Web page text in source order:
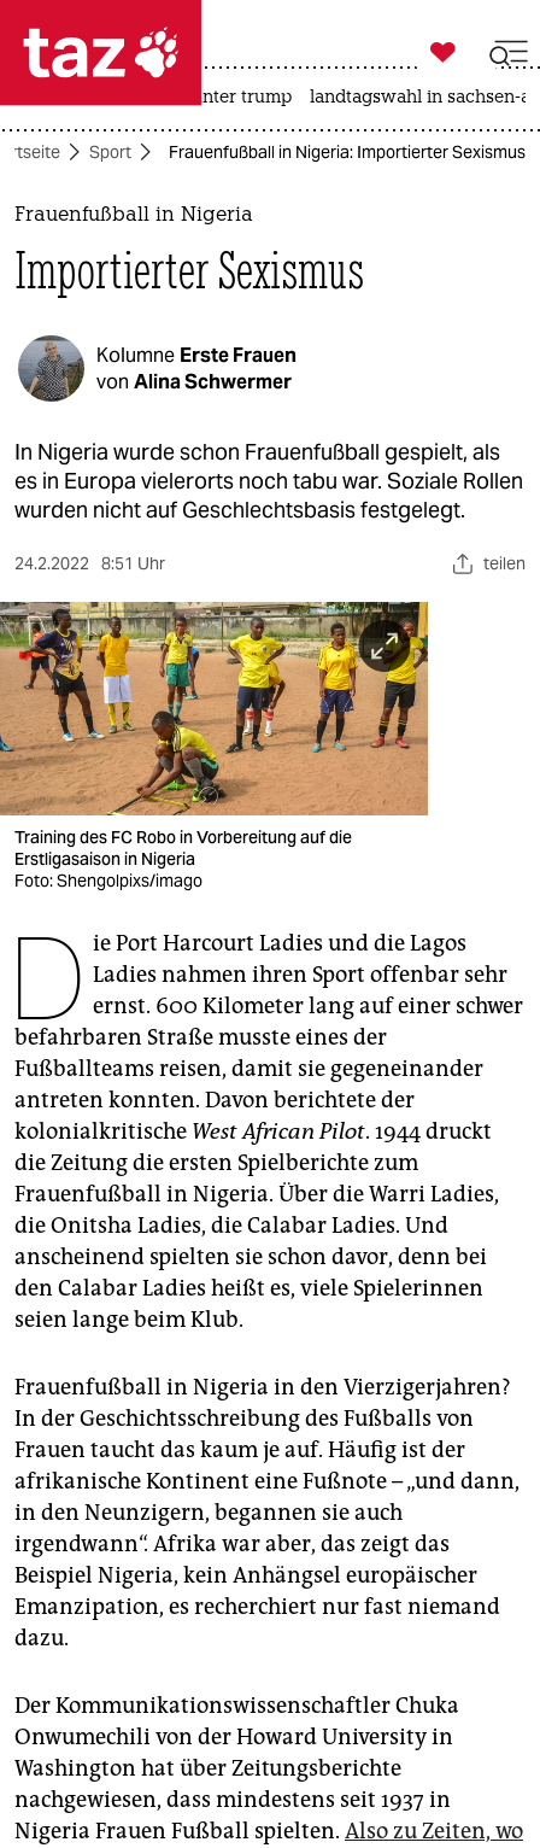
 taz zahl ich
taz zahl ich
themen
politik
öko
gesellschaft
kultur
sport
nord
wahrheit
verlag
verlag
veranstaltungen
shop
fragen & hilfe
unterstützen
genossenschaft
epaper login

taz zahl ich
usa unter trump landtagswahl in sachsen-
Sport Frauenfußball in Nigeria: Importierter Sexismus
Frauenfußball in Nigeria
Importierter Sexismus
Kolumne Erste Frauen
von Alina Schwermer
In Nigeria wurde schon Frauenfußball gespielt, als
es in Europa vielerorts noch tabu war. Soziale Rollen
wurden nicht auf Geschlechtsbasis festgelegt.
24.2.2022 8:51 Uhr teilen
Training des FC Robo in Vorbereitung auf die
Erstligasaison in Nigeria
Foto: Shengolpixs/imago
D ie Port Harcourt Ladies und die Lagos
Ladies nahmen ihren Sport offenbar sehr
ernst. 600 Kilometer lang auf einer schwer
befahrbaren Straße musste eines der
Fußballteams reisen, damit sie gegeneinander
antreten konnten. Davon berichtete der
kolonialkritische West African Pilot. 1944 druckt
die Zeitung die ersten Spielberichte zum
Frauenfußball in Nigeria. Über die Warri Ladies,
die Onitsha Ladies, die Calabar Ladies. Und
anscheinend spielten sie schon davor, denn bei
den Calabar Ladies heißt es, viele Spielerinnen
seien lange beim Klub.
Frauenfußball in Nigeria in den Vierzigerjahren?
In der Geschichtsschreibung des Fußballs von
Frauen taucht das kaum je auf. Häufig ist der
afrikanische Kontinent eine Fußnote – „und dann,
in den Neunzigern, begannen sie auch
irgendwann“. Afrika war aber, das zeigt das
Beispiel Nigeria, kein Anhängsel europäischer
Emanzipation, es recherchiert nur fast niemand
dazu.
Der Kommunikationswissenschaftler Chuka
Onwumechili von der Howard University in
Washington hat über Zeitungsberichte
nachgewiesen, dass mindestens seit 1937 in
Nigeria Frauen Fußball spielten. Also zu Zeiten, wo